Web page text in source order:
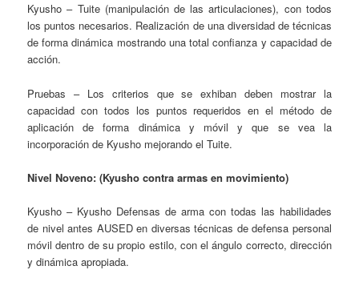
Kyusho – Tuite (manipulación de las articulaciones), con todos
los puntos necesarios. Realización de una diversidad de técnicas
de forma dinámica mostrando una total confianza y capacidad de
acción.
Pruebas – Los criterios que se exhiban deben mostrar la
capacidad con todos los puntos requeridos en el método de
aplicación de forma dinámica y móvil y que se vea la
incorporación de Kyusho mejorando el Tuite.
Nivel Noveno: (Kyusho contra armas en movimiento)
Kyusho – Kyusho Defensas de arma con todas las habilidades
de nivel antes AUSED en diversas técnicas de defensa personal
móvil dentro de su propio estilo, con el ángulo correcto, dirección
y dinámica apropiada.